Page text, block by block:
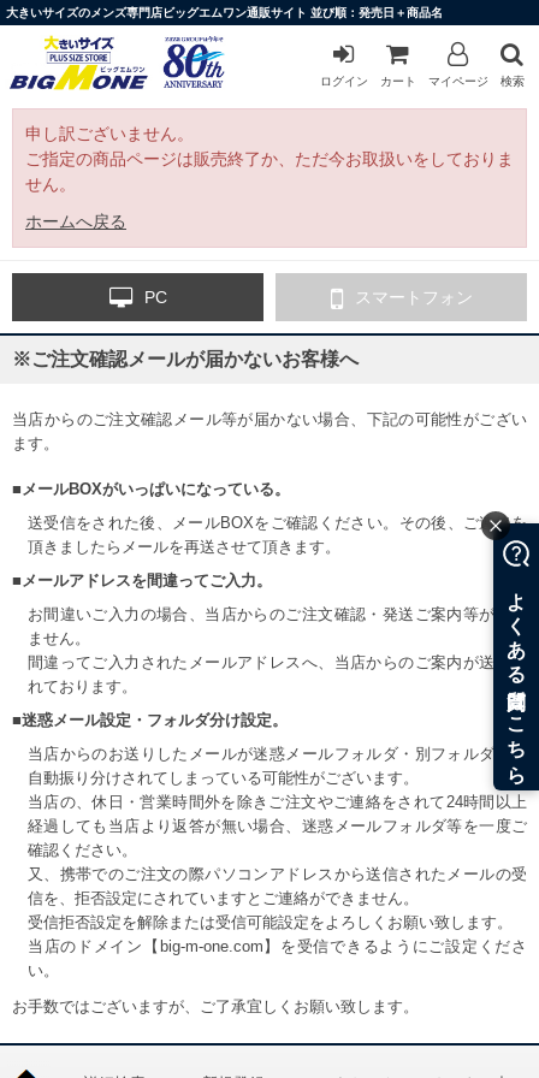
大きいサイズのメンズ専門店ビッグエムワン通販サイト 並び順：発売日＋商品名
ログイン カート マイページ 検索
申し訳ございません。
ご指定の商品ページは販売終了か、ただ今お取扱いをしておりま
せん。
ホームへ戻る
PC スマートフォン
※ご注文確認メールが届かないお客様へ
当店からのご注文確認メール等が届かない場合、下記の可能性がござい
ます。
■メールBOXがいっぱいになっている。
送受信をされた後、メールBOXをご確認ください。その後、ご連絡を
頂きましたらメールを再送させて頂きます。
■メールアドレスを間違ってご入力。
お間違いご入力の場合、当店からのご注文確認・発送ご案内等が届き
ません。
間違ってご入力されたメールアドレスへ、当店からのご案内が送信さ
れております。
■迷惑メール設定・フォルダ分け設定。
当店からのお送りしたメールが迷惑メールフォルダ・別フォルダ等へ
自動振り分けされてしまっている可能性がございます。
当店の、休日・営業時間外を除きご注文やご連絡をされて24時間以上
経過しても当店より返答が無い場合、迷惑メールフォルダ等を一度ご
確認ください。
又、携帯でのご注文の際パソコンアドレスから送信されたメールの受
信を、拒否設定にされていますとご連絡ができません。
受信拒否設定を解除または受信可能設定をよろしくお願い致します。
当店のドメイン【big-m-one.com】を受信できるようにご設定くださ
い。
お手数ではございますが、ご了承宜しくお願い致します。